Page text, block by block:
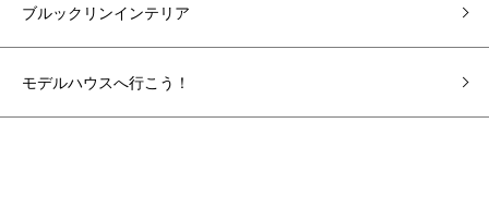
ブルックリンインテリア
モデルハウスへ行こう！